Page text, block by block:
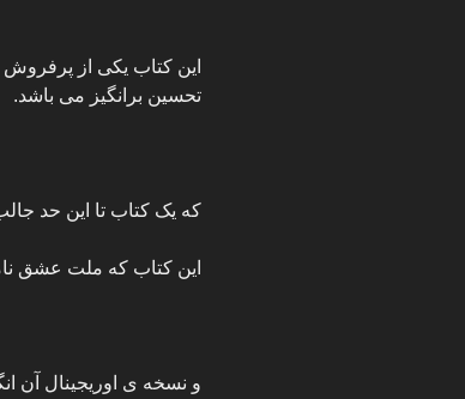
این کتاب یکی از
تحسین برانگیز می باشد.
که یک کتاب تا این حد
این کتاب که ملت عشق
و نسخه ی اوریجینال آن